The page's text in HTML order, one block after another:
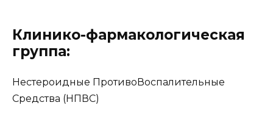
Клинико-фармакологическая
группа:
Нестероидные ПротивоВоспалительные
Средства (НПВС)